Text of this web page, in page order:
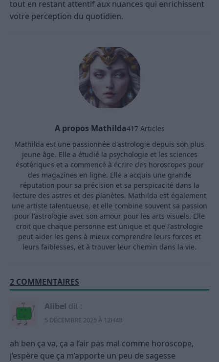
tout en restant attentif aux nuances qui enrichissent
votre perception du quotidien.
A propos Mathilda417 Articles
Mathilda est une passionnée d'astrologie depuis son plus
jeune âge. Elle a étudié la psychologie et les sciences
ésotériques et a commencé à écrire des horoscopes pour
des magazines en ligne. Elle a acquis une grande
réputation pour sa précision et sa perspicacité dans la
lecture des astres et des planètes. Mathilda est également
une artiste talentueuse, et elle combine souvent sa passion
pour l'astrologie avec son amour pour les arts visuels. Elle
croit que chaque personne est unique et que l'astrologie
peut aider les gens à mieux comprendre leurs forces et
leurs faiblesses, et à trouver leur chemin dans la vie.
2 COMMENTAIRES
Alibel dit :
5 DÉCEMBRE 2025 À 12H48
ah ben ça va, ça a l’air pas mal comme horoscope,
j’espère que ça m’apporte un peu de sagesse